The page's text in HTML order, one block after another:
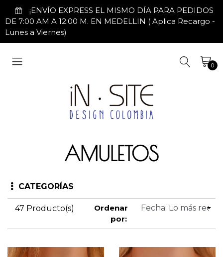
¡ENVÍO EXPRESS EL MISMO DÍA PARA PEDIDOS
DE 7:00 AM A 12:00 M. EN MEDELLIN ( Aplica Recargo -
Lunes a Viernes)
0
AMULETOS
CATEGORÍAS
47 Producto(s)
Ordenar
por: